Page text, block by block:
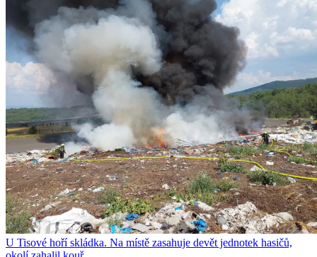
U Tisové hoří skládka. Na místě zasahuje devět jednotek hasičů,